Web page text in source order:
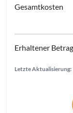
Letzte Aktualisierung: